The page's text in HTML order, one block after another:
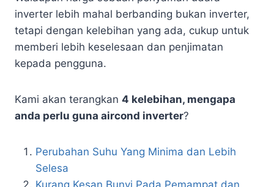
inverter lebih mahal berbanding bukan inverter,
tetapi dengan kelebihan yang ada, cukup untuk
memberi lebih keselesaan dan penjimatan
kepada pengguna.
Kami akan terangkan 4 kelebihan, mengapa
anda perlu guna aircond inverter?
Perubahan Suhu Yang Minima dan Lebih
Selesa
Kurang Kesan Bunyi Pada Pemampat dan